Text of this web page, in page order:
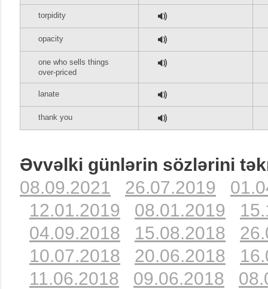
torpidity
opacity
one who sells things
over-priced
lanate
thank you
Əvvəlki günlərin sözlərini
08.09.2021
26.07.2019
12.01.2019
08.01.2019
04.09.2018
15.08.2018
10.07.2018
20.06.2018
11.06.2018
09.06.2018